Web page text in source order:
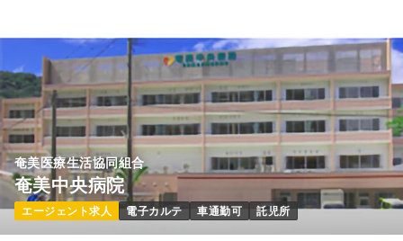
奄美医療生活協同組合
奄美中央病院
エージェント求人 電子カルテ 車通勤可 託児所